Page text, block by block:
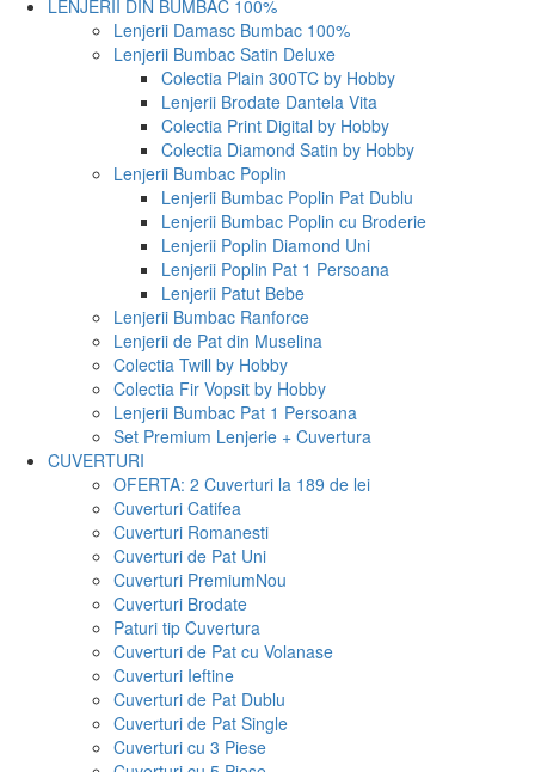
LENJERII DIN BUMBAC 100%
Lenjerii Damasc Bumbac 100%
Lenjerii Bumbac Satin Deluxe
Colectia Plain 300TC by Hobby
Lenjerii Brodate Dantela Vita
Colectia Print Digital by Hobby
Colectia Diamond Satin by Hobby
Lenjerii Bumbac Poplin
Lenjerii Bumbac Poplin Pat Dublu
Lenjerii Bumbac Poplin cu Broderie
Lenjerii Poplin Diamond Uni
Lenjerii Poplin Pat 1 Persoana
Lenjerii Patut Bebe
Lenjerii Bumbac Ranforce
Lenjerii de Pat din Muselina
Colectia Twill by Hobby
Colectia Fir Vopsit by Hobby
Lenjerii Bumbac Pat 1 Persoana
Set Premium Lenjerie + Cuvertura
CUVERTURI
OFERTA: 2 Cuverturi la 189 de lei
Cuverturi Catifea
Cuverturi Romanesti
Cuverturi de Pat Uni
Cuverturi PremiumNou
Cuverturi Brodate
Paturi tip Cuvertura
Cuverturi de Pat cu Volanase
Cuverturi Ieftine
Cuverturi de Pat Dublu
Cuverturi de Pat Single
Cuverturi cu 3 Piese